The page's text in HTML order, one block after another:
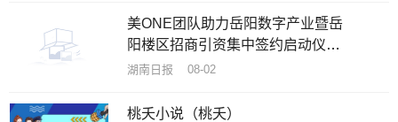
美ONE团队助力岳阳数字产业暨岳
阳楼区招商引资集中签约启动仪式
在洞庭在线数字产业园圆满举行
湖南日报 08-02
桃夭小说（桃夭）